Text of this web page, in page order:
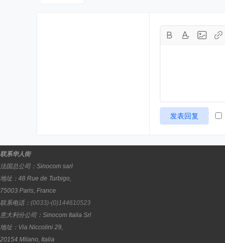
发表回复
联系华人街
法国总公司： Sinocom sarl
地址： 48 Rue de Turbigo,
75003 Paris, France
联系电话： (0033)-(0)144610523
意大利分公司： Sinocom Italia Srl
地址： Via Niccolini 29,
20154 Milano, Italia